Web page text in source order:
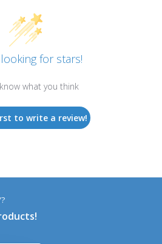
looking for stars!
what you think
to write a review!